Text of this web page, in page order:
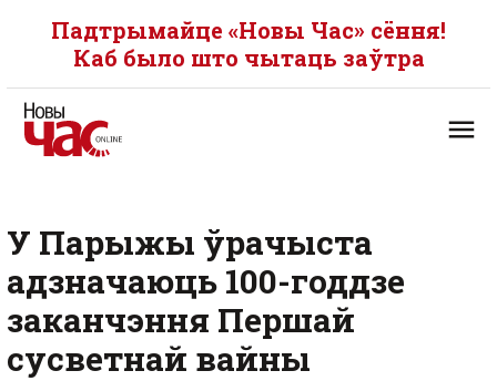
Падтрымайце «Новы Час» сёння!
Каб было што чытаць заўтра
У Парыжы ўрачыста
адзначаюць 100-годдзе
заканчэння Першай
сусветнай вайны